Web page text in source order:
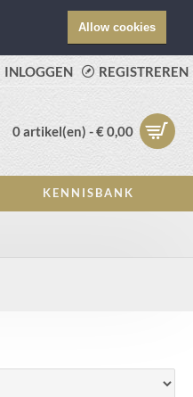
INLOGGEN REGISTREREN
0 artikel(en) - € 0,00
KENNISBANK
Allow cookies